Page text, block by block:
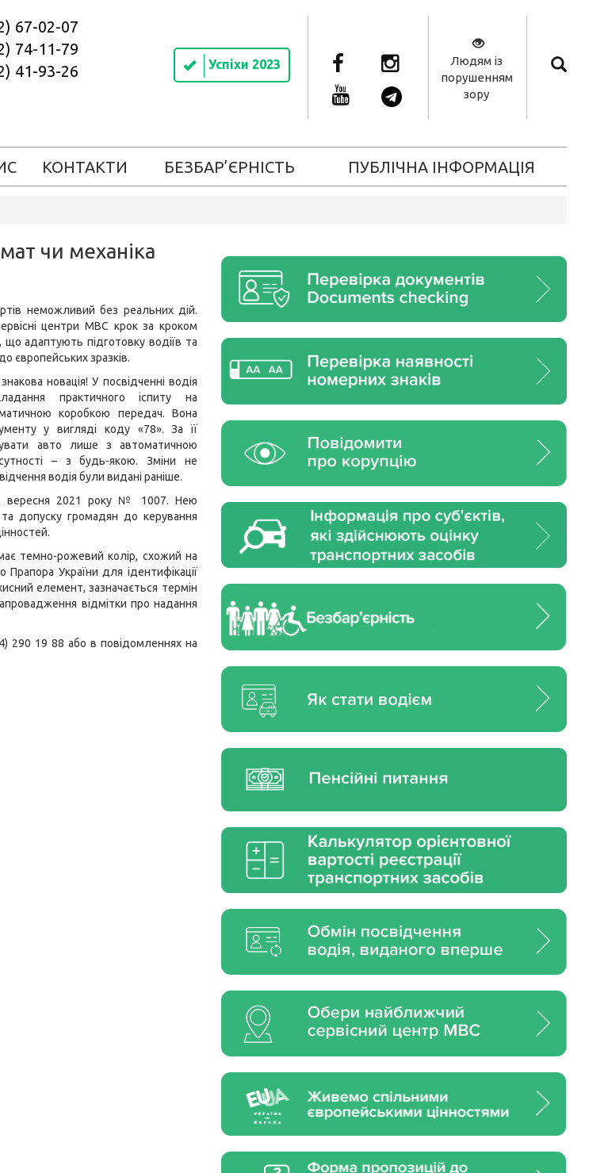
67-02-07
74-11-79
41-93-26
Успіхи 2023
Людям із
порушенням
зору
КОНТАКТИ БЕЗБАР’ЄРНІСТЬ ПУБЛІЧНА ІНФОРМАЦІЯ
чи механіка
неможливий без реальних дій.
центри МВС крок за кроком
адаптують підготовку водіїв та
європейських зразків.
новація! У посвідченні водія
практичного іспиту на
коробкою передач. Вона
у вигляді коду «78». За її
авто лише з автоматичною
– з будь-якою. Зміни не
водія були видані раніше.
вересня 2021 року № 1007. Нею
допуску громадян до керування
темно-рожевий колір, схожий на
України для ідентифікації
елемент, зазначається термін
відмітки про надання
290 19 88 або в повідомленнях на